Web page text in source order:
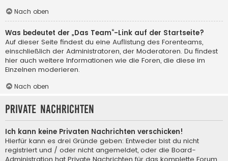
Nach oben
Was bedeutet der „Das Team“-Link auf der Startseite?
Auf dieser Seite findest du eine Auflistung des Forenteams,
einschließlich der Administratoren, der Moderatoren. Du findest
hier auch weitere Informationen wie die Foren, die diese im
Einzelnen moderieren.
Nach oben
Private Nachrichten
Ich kann keine Privaten Nachrichten verschicken!
Hierfür kann es drei Gründe geben: Entweder bist du nicht
registriert und / oder nicht angemeldet, oder die Board-